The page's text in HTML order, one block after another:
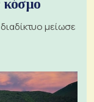
κόσμο
μείωσε